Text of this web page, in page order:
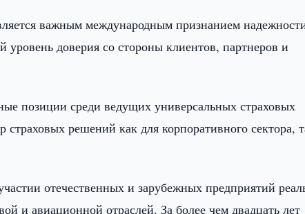
важным международным признанием
доверия со стороны клиентов, партнеров и
позиции среди ведущих универсальных страховых
решений как для корпоративного сектора,
отечественных и зарубежных предприятий
и авиационной отраслей. За более чем двадцать лет